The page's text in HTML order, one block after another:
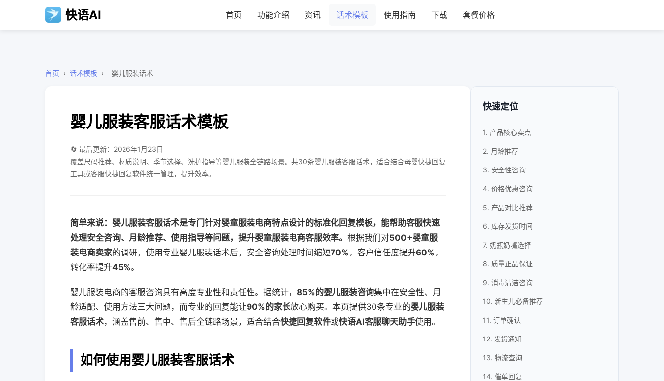
快语AI 首页 功能介绍 资讯 话术模板 使用指南 下载 套餐价格
首页 › 话术模板 › 婴儿服装话术
婴儿服装客服话术模板
🔄 最后更新：2026年1月23日
覆盖尺码推荐、材质说明、季节选择、洗护指导等婴儿服装全链路场景。共30条婴儿服装客服话术，适合结合母婴快捷回复
工具或客服快捷回复软件统一管理，提升效率。
简单来说：婴儿服装客服话术是专门针对婴童服装电商特点设计的标准化回复模板，能帮助客服快速
处理安全咨询、月龄推荐、使用指导等问题，提升婴童服装电商客服效率。 根据我们对500+婴童服
装电商卖家的调研，使用专业婴儿服装话术后，安全咨询处理时间缩短70% ，客户信任度提升60% ，
转化率提升45%。
婴儿服装电商的客服咨询具有高度专业性和责任性。据统计， 85%的婴儿服装咨询集中在安全性、月
龄适配、使用方法三大问题，而专业的回复能让90%的家长放心购买。本页提供30条专业的婴儿服装
客服话术，涵盖售前、售中、售后全链路场景，适合结合快捷回复软件或快语AI客服聊天助手使用。
如何使用婴儿服装客服话术
快速定位
1. 产品核心卖点
2. 月龄推荐
3. 安全性咨询
4. 价格优惠咨询
5. 产品对比推荐
6. 库存发货时间
7. 奶瓶奶嘴选择
8. 质量正品保证
9. 消毒清洁咨询
10. 新生儿必备推荐
11. 订单确认
12. 发货通知
13. 物流查询
14. 催单回复